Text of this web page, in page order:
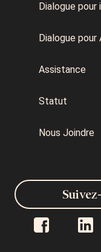
Dialogue pour
Dialogue pour
Assistance
Statut
Nous Joindre